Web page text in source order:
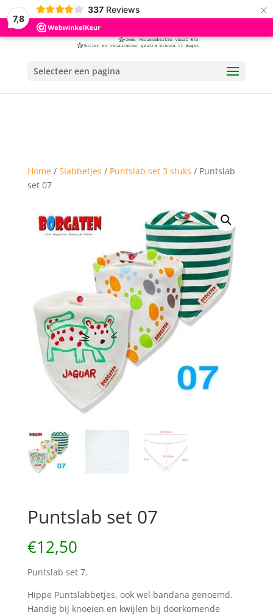
7,8
337 Reviews ×
Selecteer een pagina
Home/ Slabbetjes / Puntslab set 3 stuks / Puntslab
set 07
Puntslab set 07
€12,50
Puntslab set 7.
Hippe Puntslabbetjes, ook wel bandana genoemd.
Handig bij knoeien en kwijlen bij doorkomende